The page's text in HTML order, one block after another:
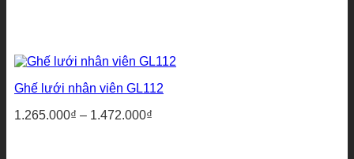
Ghế lưới nhân viên GL112
1.265.000₫ – 1.472.000₫